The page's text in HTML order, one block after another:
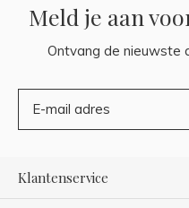
Meld je aan
Ontvang de nieuwste
Klantenservice